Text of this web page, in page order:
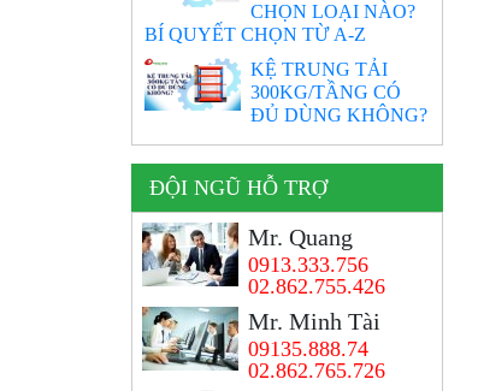
CHỌN LOẠI NÀO?
BÍ QUYẾT CHỌN TỪ A-Z
KỆ TRUNG TẢI
300KG/TẦNG CÓ
ĐỦ DÙNG KHÔNG?
ĐỘI NGŨ HỖ TRỢ
Mr. Quang
0913.333.756
02.862.755.426
Mr. Minh Tài
09135.888.74
02.862.765.726